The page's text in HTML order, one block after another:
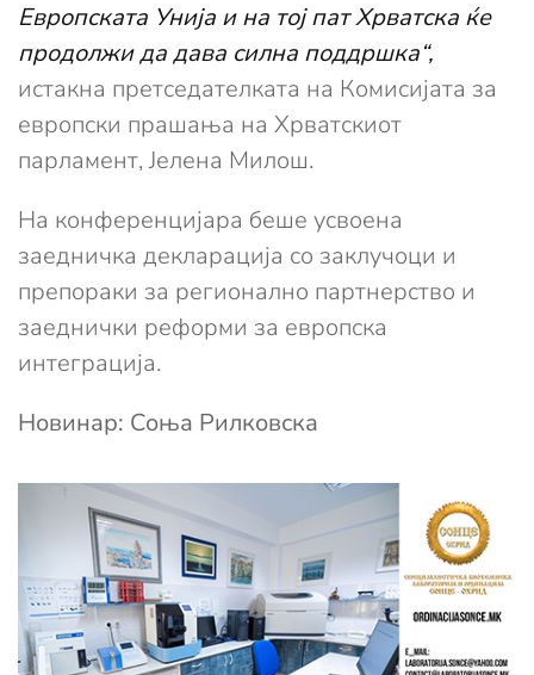
Европската Унија и на тој пат Хрватска ќе
продолжи да дава силна поддршка“,
истакна претседателката на Комисијата за
европски прашања на Хрватскиот
парламент, Јелена Милош.
На конференцијара беше усвоена
заедничка декларација со заклучоци и
препораки за регионално партнерство и
заеднички реформи за европска
интеграција.
Новинар: Соња Рилковска